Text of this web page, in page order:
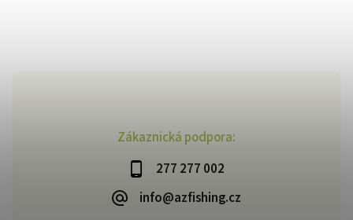
Zákaznická podpora:
277 277 002
info@azfishing.cz